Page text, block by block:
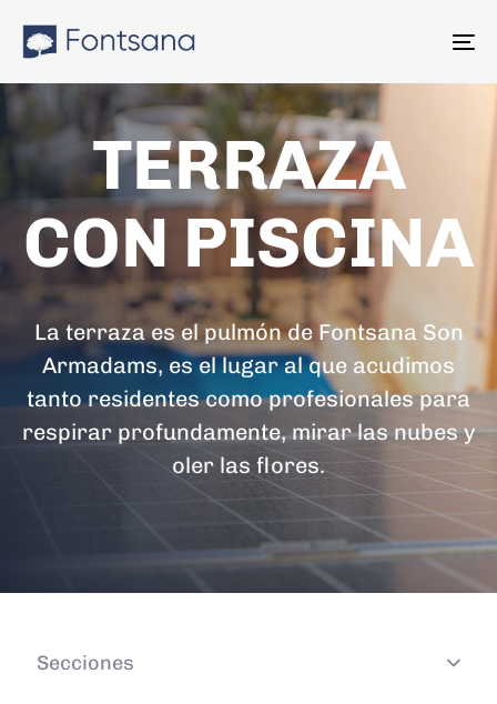
links
content
TERRAZA
CON PISCINA
La terraza es el pulmón de Fontsana Son
Armadams, es el lugar al que acudimos
tanto residentes como profesionales para
respirar profundamente, mirar las nubes y
oler las flores.
Secciones